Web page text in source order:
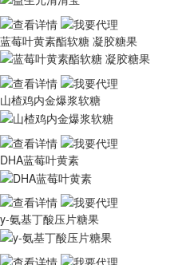
蓝莓叶黄素酯软糖 凝胶糖果
山楂鸡内金爆浆软糖
DHA蓝莓叶黄素
y-氨基丁酸压片糖果